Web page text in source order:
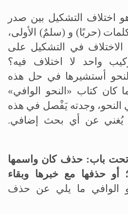
اختلاف التشكيل بين صدر
(حربًا) و (سلمٌ) الأولى،
الاختلاف في التشكيل على
واحد لا اختلاف فيه؟
أستشيرها في حل هذه
كان كتاب «النحو الوافي»
وجدته يَفْصل في هذه
يُغني عن أي بحث إضافي.
تحت باب: حذف كان واسمها
أو حذفها مع خبرها وبقاء
الوافي ما يلي عن حذف